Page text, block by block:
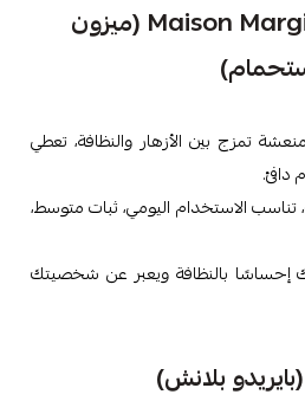
Maison Margiela Bubble Bath (ميزون
تمزج بين الأزهار والنظافة، تعطي
دافئ.
تناسب الاستخدام اليومي، ثبات متوسط،
إحساسًا بالنظافة ويعبر عن شخصيتك